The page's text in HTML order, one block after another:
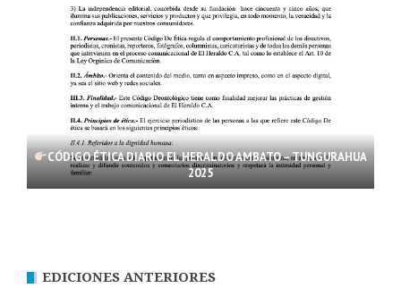
CÓDIGO ÉTICA DIARIO EL HERALDO AMBATO – TUNGURAHUA
2025
EDICIONES ANTERIORES